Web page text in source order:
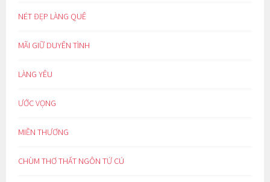
NÉT ĐẸP LÀNG QUÊ
MÃI GIỮ DUYÊN TÌNH
LÀNG YÊU
ƯỚC VỌNG
MIỀN THƯƠNG
CHÙM THƠ THẤT NGÔN TỨ CÚ